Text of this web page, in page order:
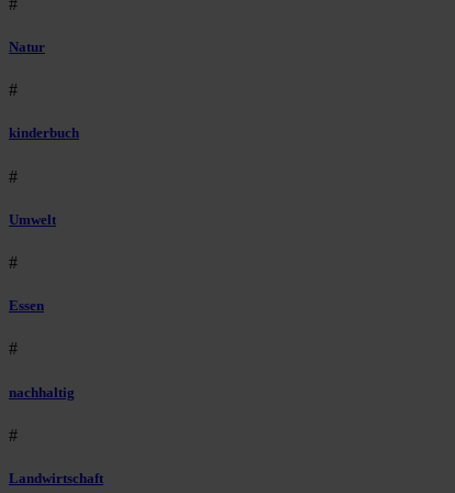
#
Natur
#
kinderbuch
#
Umwelt
#
Essen
#
nachhaltig
#
Landwirtschaft